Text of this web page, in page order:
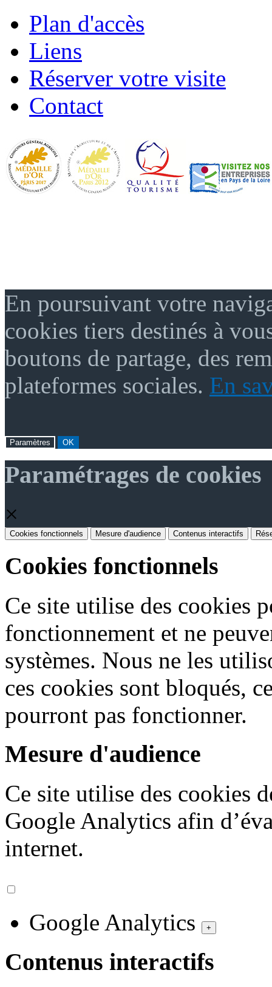
Plan d'accès
Liens
Réserver votre visite
Contact
En poursuivant votre
cookies tiers destinés à
boutons de partage, des
plateformes sociales. En
Paramètres OK
Paramétrages de cookies
×
Cookies fonctionnels Mesure d'audience Contenus interactifs
Cookies fonctionnels
Ce site utilise des cookies
fonctionnement et ne
systèmes. Nous ne les
ces cookies sont bloqués,
pourront pas fonctionner.
Mesure d'audience
Ce site utilise des cookies
Google Analytics afin
internet.
Google Analytics +
Contenus interactifs